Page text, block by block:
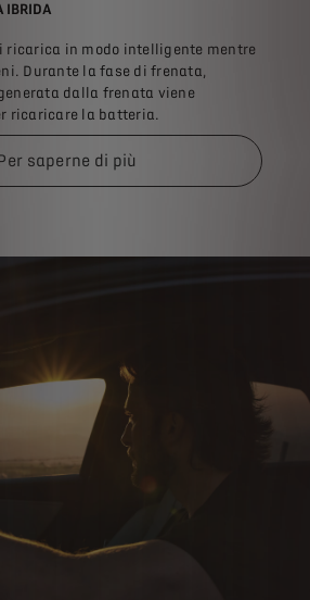
IBRIDA
ricarica in modo intelligente mentre
Durante la fase di frenata,
dalla frenata viene
ricaricare la batteria.
saperne di più